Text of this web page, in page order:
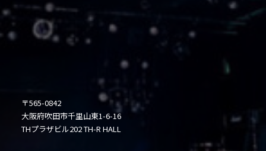
〒565-0842
大阪府吹田市千里山東1-6-16
THプラザビル202 TH-R HALL